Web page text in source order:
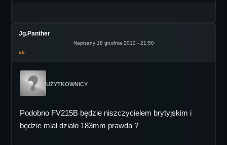
Jg.Panther
Napisany 18 grudnia 2012 - 21:50
#5
UŻYTKOWNICY
Podobno FV215B będzie niszczycielem brytyjskim i
będzie miał działo 183mm prawda ?